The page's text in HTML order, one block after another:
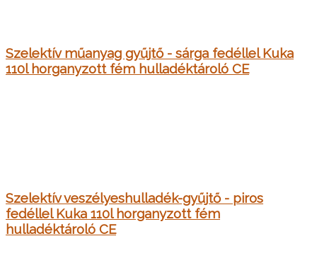
Szelektív műanyag gyűjtő - sárga fedéllel Kuka
110l horganyzott fém hulladéktároló CE
Szelektív veszélyeshulladék-gyűjtő - piros
fedéllel Kuka 110l horganyzott fém
hulladéktároló CE